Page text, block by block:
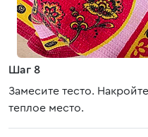
Шаг 8
Замесите тесто.
теплое место.